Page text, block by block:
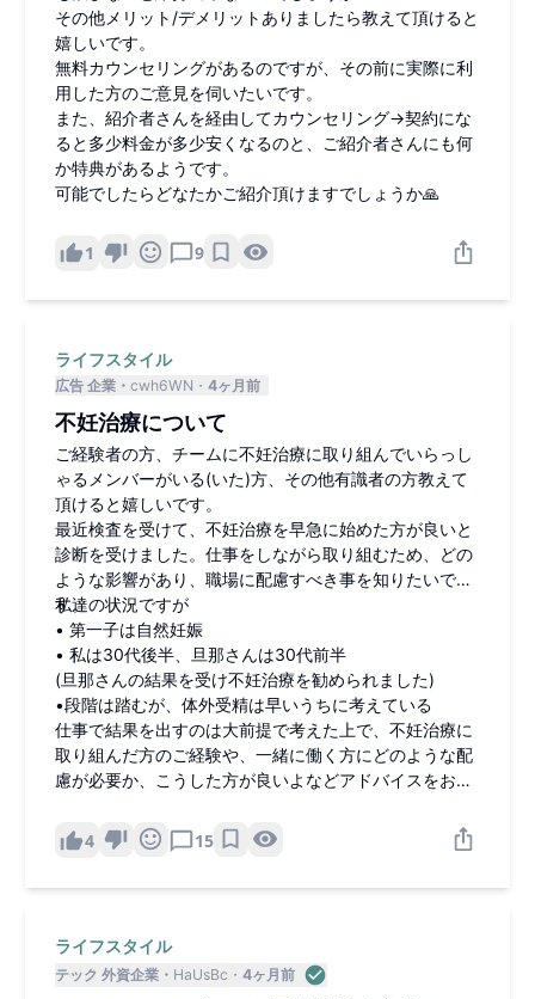
その他メリット/デメリットありましたら教えて頂けると
嬉しいです。
無料カウンセリングがあるのですが、その前に実際に利
用した方のご意見を伺いたいです。
また、紹介者さんを経由してカウンセリング→契約にな
ると多少料金が多少安くなるのと、ご紹介者さんにも何
か特典があるようです。
可能でしたらどなたかご紹介頂けますでしょうか🙏
1 9
ライフスタイル
広告 企業 cwh6WN 4ヶ月前
不妊治療について
ご経験者の方、チームに不妊治療に取り組んでいらっし
ゃるメンバーがいる(いた)方、その他有識者の方教えて
頂けると嬉しいです。
最近検査を受けて、不妊治療を早急に始めた方が良いと
診断を受けました。仕事をしながら取り組むため、どの
ような影響があり、職場に配慮すべき事を知りたいで
す。
私達の状況ですが
• 第一子は自然妊娠
• 私は30代後半、旦那さんは30代前半
(旦那さんの結果を受け不妊治療を勧められました)
•段階は踏むが、体外受精は早いうちに考えている
仕事で結果を出すのは大前提で考えた上で、不妊治療に
取り組んだ方のご経験や、一緒に働く方にどのような配
慮が必要か、こうした方が良いよなどアドバイスをお伺
4 15
ライフスタイル
テック 外資企業 HaUsBc 4ヶ月前